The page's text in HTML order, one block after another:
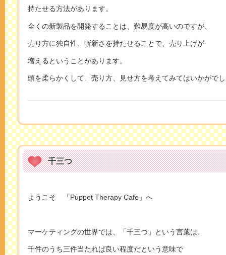
持たせる方法があります。
全くの新製品を開発することは、難易度が高いのですが、
売り方に独自性、斬新さを持たせることで、売り上げが
増えるということがあります。
頭を柔らかくして、売り方、見せ方を考えてみてはいかがで
千三つ
ようこそ 「Puppet Therapy Cafe」へ
マーケティングの世界では、「千三つ」という言葉は、
千件のうち三件当たれば良い程度だという意味で